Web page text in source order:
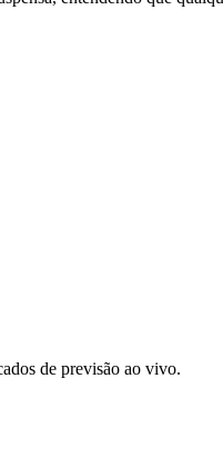
de previsão ao vivo.